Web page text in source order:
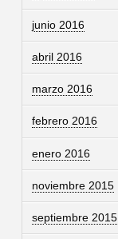
junio 2016
abril 2016
marzo 2016
febrero 2016
enero 2016
noviembre 2015
septiembre 2015